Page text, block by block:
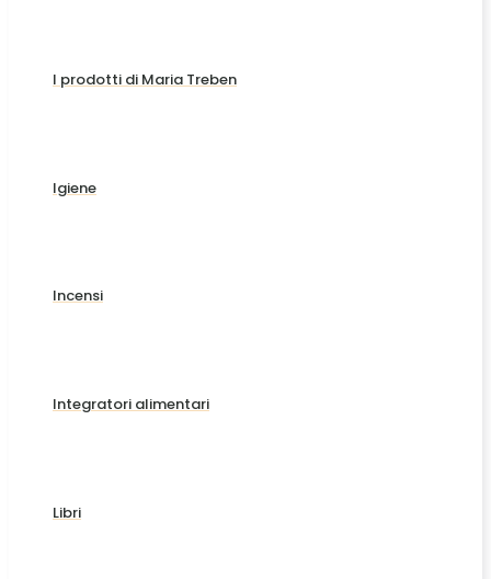
I prodotti di Maria Treben
Igiene
Incensi
Integratori alimentari
Libri